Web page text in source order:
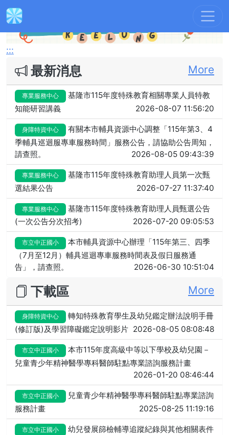
:::
More
最新消息
專業服務中心
基隆市115年度特殊教育相關專業人員特教
知能研習講義
2026-08-07 11:56:20
身障特資中心
有關本市輔具資源中心調整「115年第3、4
季輔具巡迴服專車服務時間」服務公告，請協助公告周知，
請查照。
2026-08-05 09:43:39
專業服務中心
基隆市115年度特殊教育助理人員第一次甄
選結果公告
2026-07-27 11:37:40
專業服務中心
基隆市115年度特殊教育助理人員甄選公告
(一次公告分次招考)
2026-07-20 09:05:53
市立中正國小
本市輔具資源中心辦理「115年第三、四季
（7月至12月）輔具巡迴專車服務時間表及假日服務通
告」，請查照。
2026-06-30 10:51:04
More
下載區
身障特資中心
轉知特殊教育學生及幼兒鑑定辦法說明手冊
(修訂版)及學習障礙鑑定說明影片 2026-08-05 08:08:48
市立中正國小
本市115年度高級中等以下學校及幼兒園－
兒童青少年精神醫學專科醫師駐點專業諮詢服務計畫
2026-01-20 08:46:44
市立中正國小
兒童青少年精神醫學專科醫師駐點專業諮詢
服務計畫
2025-08-25 11:19:16
市立中正國小
幼兒發展篩檢輔導追蹤紀錄與其他相關表件